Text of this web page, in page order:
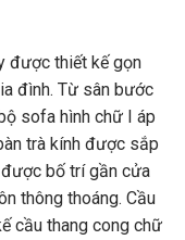
được thiết kế gọn
đình. Từ sân bước
sofa hình chữ I áp
trà kính được sắp
được bố trí gần cửa
thông thoáng. Cầu
cầu thang cong chữ